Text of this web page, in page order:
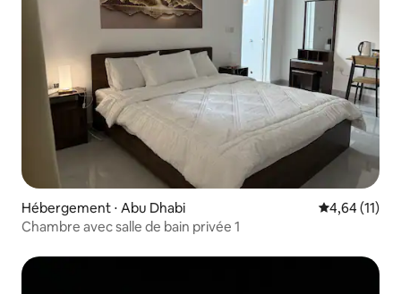
Hébergement ⋅ Abu Dhabi Évaluation
4,64 (11)
Chambre avec salle de bain privée 1